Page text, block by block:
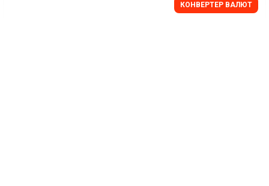
КОНВЕРТЕР ВАЛЮТ